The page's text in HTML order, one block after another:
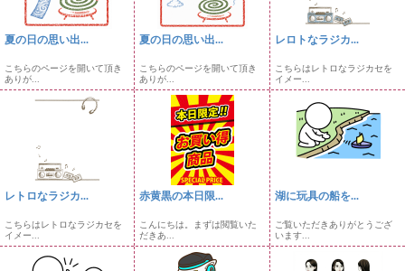
夏の日の思い出...
こちらのページを開いて頂き
ありが...
夏の日の思い出...
こちらのページを開いて頂き
ありが...
レロトなラジカ...
こちらはレトロなラジカセを
イメー...
レトロなラジカ...
こちらはレトロなラジカセを
イメー...
赤黄黒の本日限...
こんにちは。まずは閲覧いた
だきあ...
湖に玩具の船を...
ご覧いただきありがとうござ
います...